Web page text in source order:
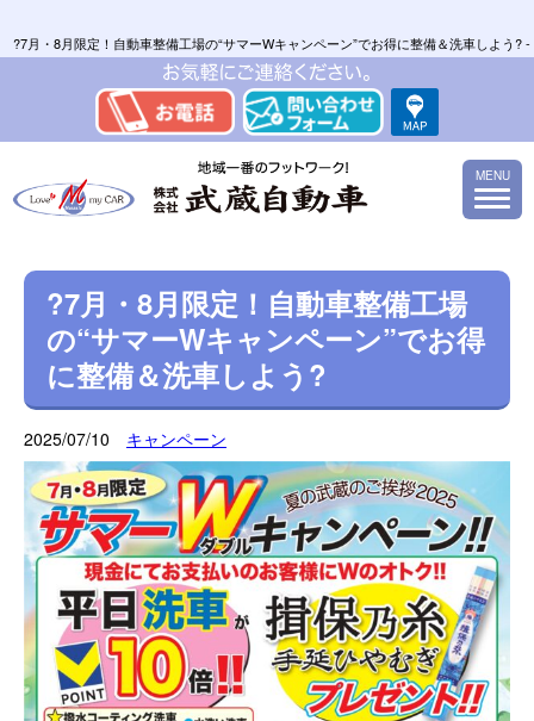
?7月・8月限定！自動車整備工場の“サマーWキャンペーン”でお得に整備＆洗車しよう
MENU
?7月・8月限定！自動車整備工場
の“サマーWキャンペーン”でお得
に整備＆洗車しよう?
2025/07/10 キャンペーン